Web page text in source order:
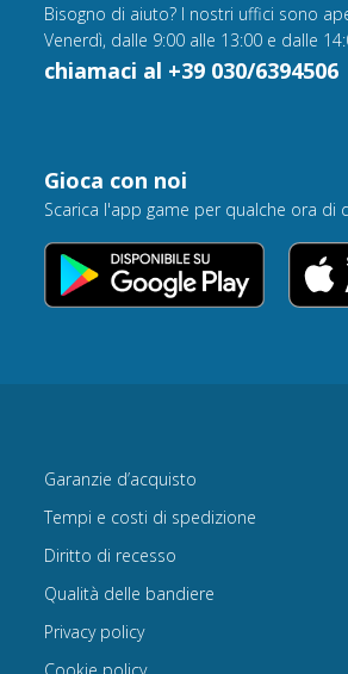
Bisogno di aiuto? I nostri uffici sono
Venerdì, dalle 9:00 alle 13:00 e dalle
chiamaci al +39 030/6394506
Gioca con noi
Scarica l'app game per qualche ora di
Garanzie d’acquisto
Tempi e costi di spedizione
Diritto di recesso
Qualità delle bandiere
Privacy policy
Cookie policy